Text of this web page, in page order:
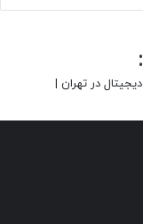
در تهران |